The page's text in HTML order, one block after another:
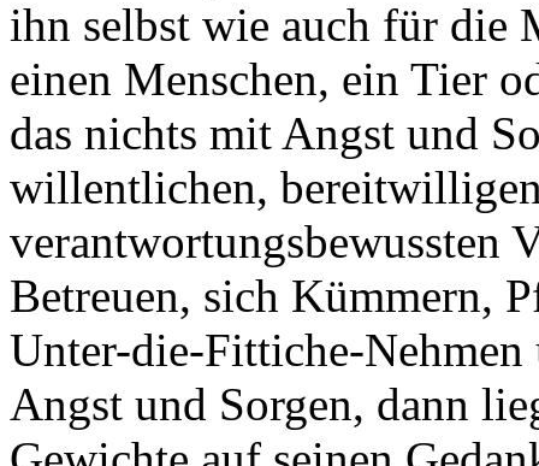
ihn selbst wie auch für die
einen Menschen, ein Tier
das nichts mit Angst und
willentlichen,
verantwortungsbewussten
Betreuen, sich Kümmern,
Unter-die-Fittiche-Nehmen
Angst und Sorgen, dann